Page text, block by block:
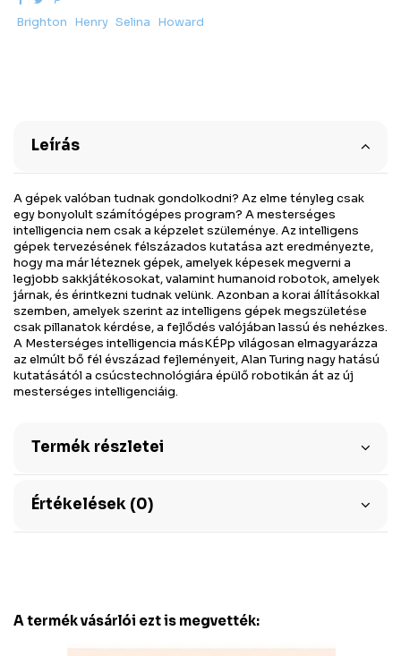
Brighton Henry Selina Howard
Leírás
A gépek valóban tudnak gondolkodni? Az elme tényleg csak
egy bonyolult számítógépes program? A mesterséges
intelligencia nem csak a képzelet szüleménye. Az intelligens
gépek tervezésének félszázados kutatása azt eredményezte,
hogy ma már léteznek gépek, amelyek képesek megverni a
legjobb sakkjátékosokat, valamint humanoid robotok, amelyek
járnak, és érintkezni tudnak velünk. Azonban a korai állításokkal
szemben, amelyek szerint az intelligens gépek megszületése
csak pillanatok kérdése, a fejlődés valójában lassú és nehézkes.
A Mesterséges intelligencia másKÉPp világosan elmagyarázza
az elmúlt bő fél évszázad fejleményeit, Alan Turing nagy hatású
kutatásától a csúcstechnológiára épülő robotikán át az új
mesterséges intelligenciáig.
Termék részletei
Értékelések (0)
A termék vásárlói ezt is megvették: